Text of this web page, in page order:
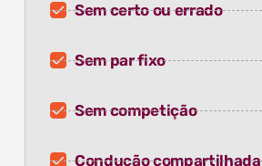
Sem certo ou errado
Sem par fixo
Sem competição
Condução compartilhada